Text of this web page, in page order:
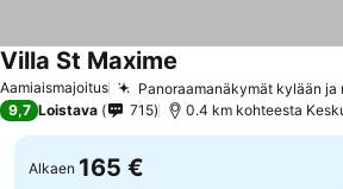
Aamiaismajoitus Panoraamanäkymät kylään ja
Villa St Maxime
9,7 Loistava 715 0.4 km kohteesta
Alkaen 165 €